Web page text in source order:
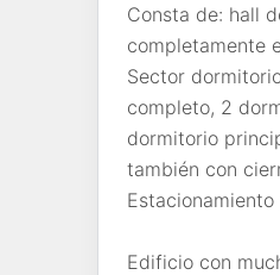
Consta de: hall
completamente
Sector
completo, 2
dormitorio
también con
Edificio con